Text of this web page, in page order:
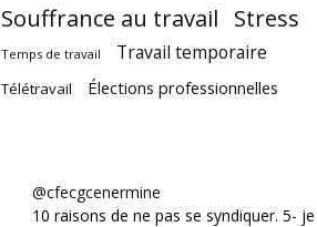
Souffrance au travail Stress
Temps de travail Travail temporaire
Télétravail Élections professionnelles
@cfecgcenermine
10 raisons de ne pas se syndiquer. 5- je